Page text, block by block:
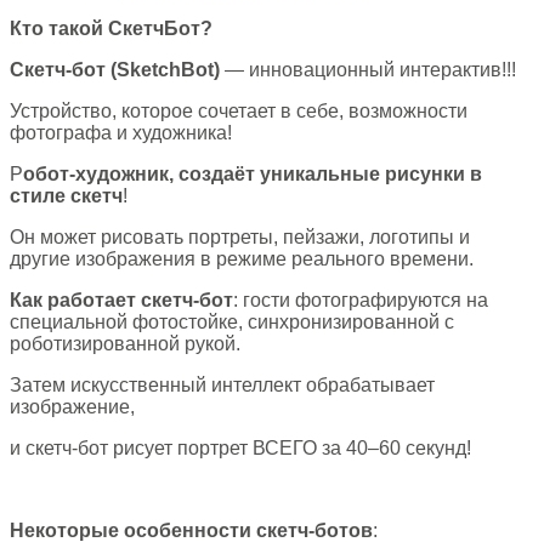
Кто такой СкетчБот?
Скетч-бот (SketchBot) — инновационный интерактив!!!
Устройство, которое сочетает в себе, возможности
фотографа и художника!
Робот-художник, создаёт уникальные рисунки в
стиле скетч!
Он может рисовать портреты, пейзажи, логотипы и
другие изображения в режиме реального времени.
Как работает скетч-бот: гости фотографируются на
специальной фотостойке, синхронизированной с
роботизированной рукой.
Затем искусственный интеллект обрабатывает
изображение,
и скетч-бот рисует портрет ВСЕГО за 40–60 секунд!
Некоторые особенности скетч-ботов: